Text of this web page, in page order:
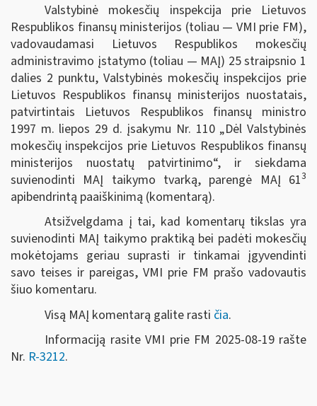
Valstybinė mokesčių inspekcija prie Lietuvos
Respublikos finansų ministerijos (toliau — VMI prie FM),
vadovaudamasi Lietuvos Respublikos mokesčių
administravimo įstatymo (toliau — MAĮ) 25 straipsnio 1
dalies 2 punktu, Valstybinės mokesčių inspekcijos prie
Lietuvos Respublikos finansų ministerijos nuostatais,
patvirtintais Lietuvos Respublikos finansų ministro
1997 m. liepos 29 d. įsakymu Nr. 110 „Dėl Valstybinės
mokesčių inspekcijos prie Lietuvos Respublikos finansų
ministerijos nuostatų patvirtinimo“, ir siekdama
suvienodinti MAĮ taikymo tvarką, parengė MAĮ 613
apibendrintą paaiškinimą (komentarą).
Atsižvelgdama į tai, kad komentarų tikslas yra
suvienodinti MAĮ taikymo praktiką bei padėti mokesčių
mokėtojams geriau suprasti ir tinkamai įgyvendinti
savo teises ir pareigas, VMI prie FM prašo vadovautis
šiuo komentaru.
Visą MAĮ komentarą galite rasti čia.
Informaciją rasite VMI prie FM 2025-08-19 rašte
Nr. R-3212.